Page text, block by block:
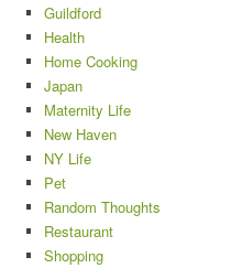
Guildford
Health
Home Cooking
Japan
Maternity Life
New Haven
NY Life
Pet
Random Thoughts
Restaurant
Shopping